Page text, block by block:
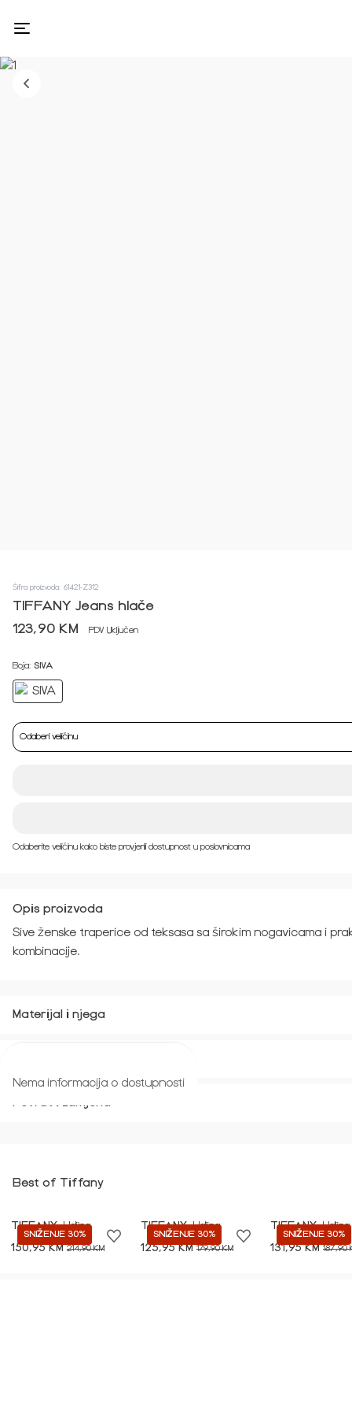
Nema informacija o dostupnosti
Šifra proizvoda: 61421-Z312
TIFFANY Jeans hlače
123,90 KM
PDV Uključen
Boja: SIVA
Odaberi veličinu
Odaberite veličinu kako biste provjerili dostupnost u poslovnicama
Opis proizvoda
Sive ženske traperice od teksasa sa širokim nogavicama i
kombinacije.
Materijal i njega
Povrat i zamjena
Best of Tiffany
SNIŽENJE 30%
TIFFANY Haljina
150,95 KM214,90 KM
SNIŽENJE 30%
TIFFANY Haljina
125,95 KM179,90 KM
SNIŽENJE 30%
TIFFANY Haljina
131,95 KM187,90